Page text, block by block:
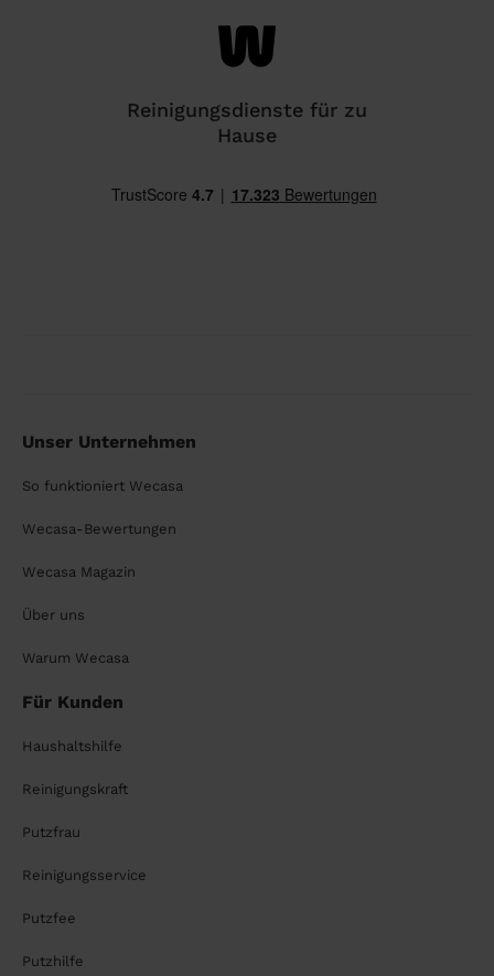
Reinigungsdienste für zu
Hause
Unser Unternehmen
So funktioniert Wecasa
Wecasa-Bewertungen
Wecasa Magazin
Über uns
Warum Wecasa
Für Kunden
Haushaltshilfe
Reinigungskraft
Putzfrau
Reinigungsservice
Putzfee
Putzhilfe